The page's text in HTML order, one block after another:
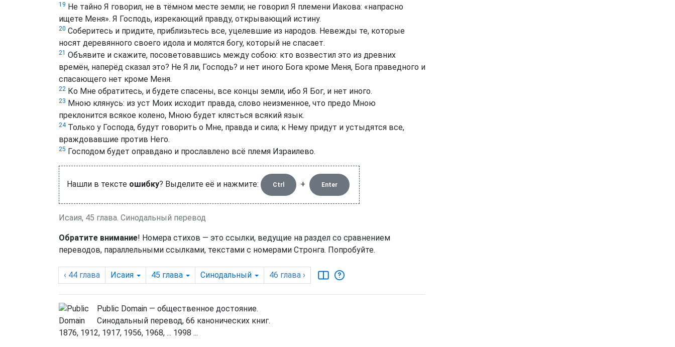
19 Не тайно Я говорил, не в тёмном месте земли; не говорил Я племени Иакова: «напрасно
ищете Меня». Я Господь, изрекающий правду, открывающий истину.
20 Соберитесь и придите, приблизьтесь все, уцелевшие из народов. Невежды те, которые
носят деревянного своего идола и молятся богу, который не спасает.
21 Объявите и скажите, посоветовавшись между собою: кто возвестил это из древних
времён, наперёд сказал это? Не Я ли, Господь? и нет иного Бога кроме Меня, Бога праведного и
спасающего нет кроме Меня.
22 Ко Мне обратитесь, и будете спасены, все концы земли, ибо Я Бог, и нет иного.
23 Мною клянусь: из уст Моих исходит правда, слово неизменное, что предо Мною
преклонится всякое колено, Мною будет клясться всякий язык.
24Только у Господа, будут говорить о Мне, правда и сила; к Нему придут и устыдятся все,
враждовавшие против Него.
25 Господом будет оправдано и прославлено всё племя Израилево.
Нашли в тексте ошибку? Выделите её и нажмите: Ctrl + Enter
Исаия, 45 глава. Синодальный перевод
Обратите внимание! Номера стихов — это ссылки, ведущие на раздел со сравнением
переводов, параллельными ссылками, текстами с номерами Стронга. Попробуйте.
‹ 44 глава Исаия 45 глава Синодальный 46 глава ›
Public Domain — общественное достояние.
Синодальный перевод, 66 канонических книг.
1876, 1912, 1917, 1956, 1968, ... 1998 ...